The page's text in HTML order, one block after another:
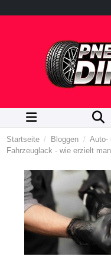
Startseite Bloggen Auto-
Fahrzeuglack - wie erzielt